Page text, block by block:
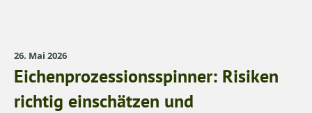
26. Mai 2026
Eichenprozessionsspinner: Risiken
richtig einschätzen und